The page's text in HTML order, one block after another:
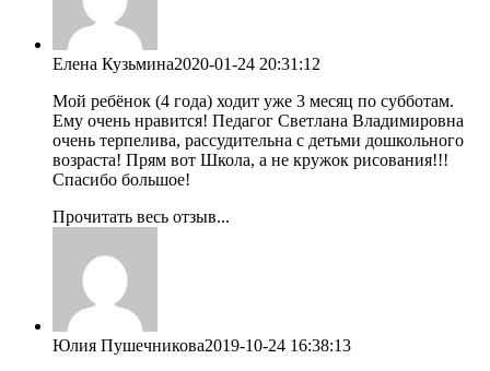
Елена Кузьмина2020-01-24 20:31:12
Мой ребёнок (4 года) ходит уже 3 месяц по субботам.
Ему очень нравится! Педагог Светлана Владимировна
очень терпелива, рассудительна с детьми дошкольного
возраста! Прям вот Школа, а не кружок рисования!!!
Спасибо большое!
Прочитать весь отзыв...
Юлия Пушечникова2019-10-24 16:38:13